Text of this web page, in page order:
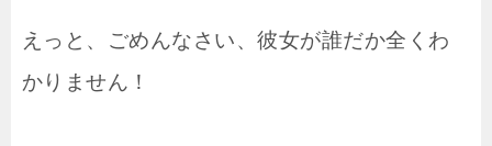
えっと、ごめんなさい、彼女が誰だか全くわ
かりません！